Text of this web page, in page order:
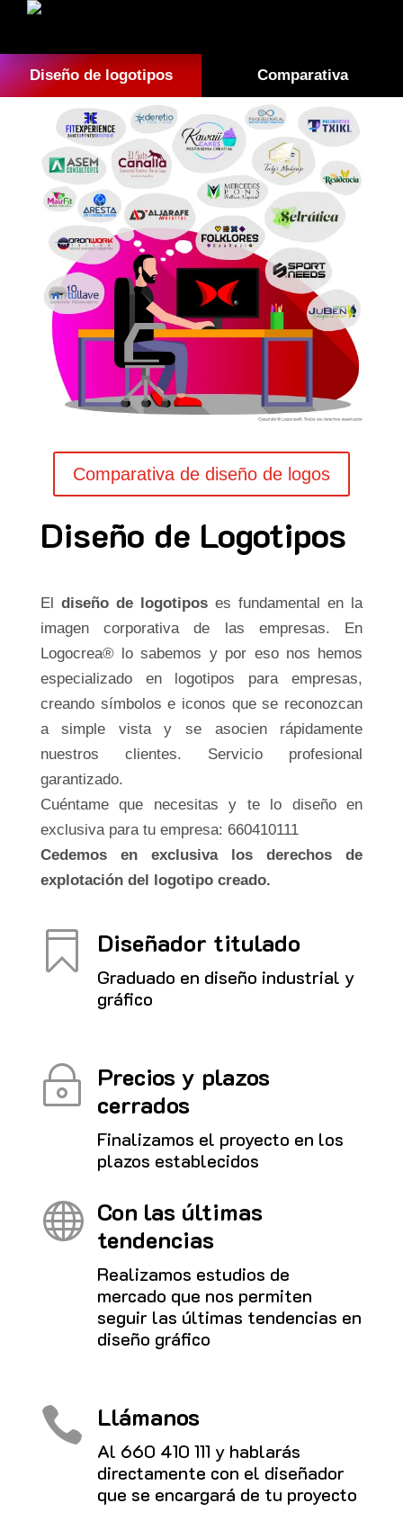
Diseño de logotipos Comparativa
Comparativa de diseño de logos
Diseño de Logotipos
El diseño de logotiposes fundamental en la
imagen corporativa de las empresas. En
Logocrea® lo sabemos y por eso nos hemos
especializado en logotipos para empresas,
creando símbolos e iconos que se reconozcan
a simple vista y se asocien rápidamente
nuestros clientes. Servicio profesional
garantizado.
Cuéntame que necesitas y te lo diseño en
exclusiva para tu empresa: 660410111
Cedemos en exclusiva los derechos de
explotación del logotipo creado.
 Diseñador titulado
Graduado en diseño industrial y
gráfico
~ Precios y plazos
cerrados
Finalizamos el proyecto en los
plazos establecidos
 Con las últimas
tendencias
Realizamos estudios de
mercado que nos permiten
seguir las últimas tendencias en
diseño gráfico
 Llámanos
Al 660 410 111 y hablarás
directamente con el diseñador
que se encargará de tu proyecto